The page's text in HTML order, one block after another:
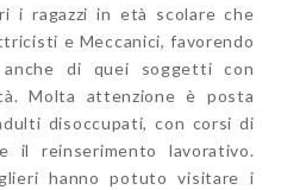
i ragazzi in età scolare che
e Meccanici, favorendo
di quei soggetti con
Molta attenzione è posta
disoccupati, con corsi di
il reinserimento lavorativo.
hanno potuto visitare i